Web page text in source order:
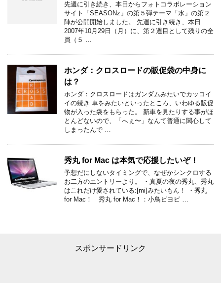
先週に引き続き、本日からフォトコラボレーション
サイト「SEASONz」の第５弾テーマ「水」の第２
陣が公開開始しました。 先週に引き続き、本日
2007年10月29日（月）に、第２週目として残りの全
員（５ …
ホンダ：クロスロードの販促袋の中身に
は？
ホンダ：クロスロードはガンダムみたいでカッコイ
イの続き 車をみたいといったところ、いわゆる販促
物が入った袋をもらった。 新車を見たりする事がほ
とんどないので、「へぇ〜」なんて普通に関心して
しまったんで …
秀丸 for Mac は本気で応援したいぞ！
予想だにしないタイミングで、なぜかシンクロする
お二方のエントリーより。 ・真夏の夜の秀丸、秀丸
はこれだけ愛されている:[mi]みたいもん！ ・秀丸
for Mac！ 秀丸 for Mac！：小鳥ピヨピ …
スポンサードリンク